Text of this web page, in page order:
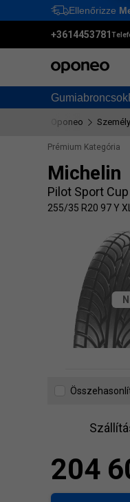
Ellenőrizze
+3614453781
Gumiabroncsok
Oponeo
Prémium Kategória
Michelin
Pilot Sport
255/35 R20 97 Y
204